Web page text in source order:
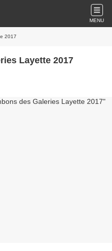
MENU
2017
Layette 2017